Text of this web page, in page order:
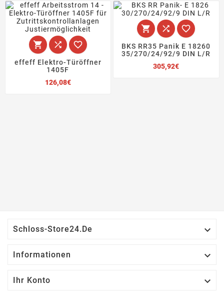
  
effeff Elektro-Türöffner
1405F
126,08€Preis
  
BKS RR35 Panik E 18260
35/270/24/92/9 DIN L/R
305,92€Preis
Schloss-Store24.de 
Informationen 
Ihr Konto 